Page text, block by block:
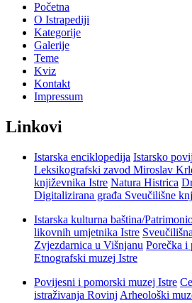
Početna
O Istrapediji
Kategorije
Galerije
Teme
Kviz
Kontakt
Impressum
Linkovi
Istarska enciklopedija Istarsko
Leksikografski zavod Miroslav
književnika Istre Natura Histrica
Digitalizirana građa Sveučilišne
Istarska kulturna baština/
likovnih umjetnika Istre
Zvjezdarnica u Višnjanu Porečka i
Etnografski muzej Istre
Povijesni i pomorski muzej Istre
istraživanja Rovinj Arheološki